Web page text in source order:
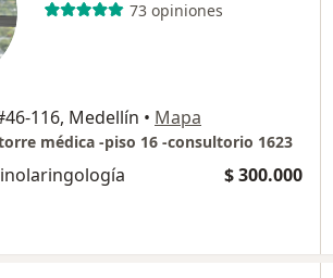
73 opiniones
116, Medellín • Mapa
médica -piso 16 -consultorio 1623
$ 300.000